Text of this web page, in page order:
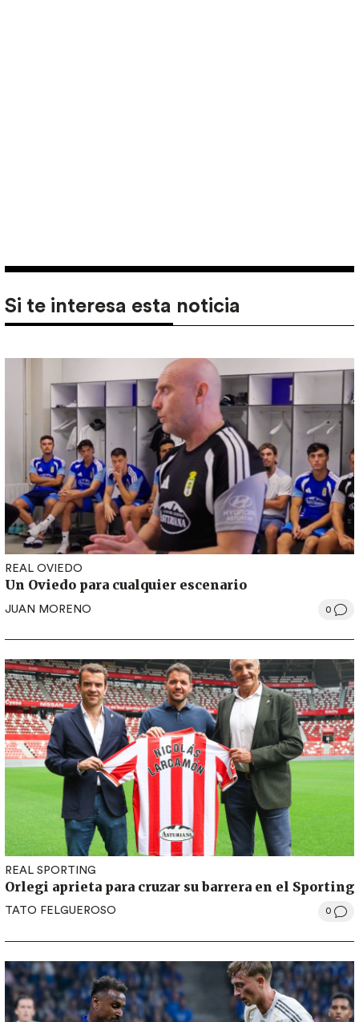
Si te interesa esta noticia
REAL OVIEDO
Un Oviedo para cualquier escenario
JUAN MORENO 0
REAL SPORTING
Orlegi aprieta para cruzar su barrera en el Sporting
TATO FELGUEROSO 0